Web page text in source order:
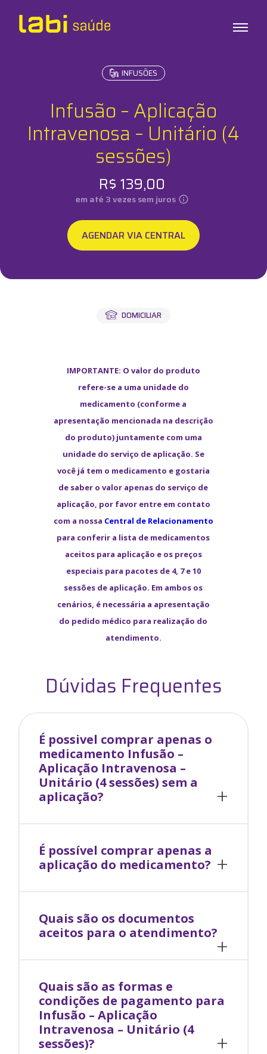
Infusões
Labi em Casa
Labi Empresas
Minha conta
Resultados
Cadastrar-se
INFUSÕES
Infusão – Aplicação
Intravenosa – Unitário (4
sessões)
R$ 139,00
em até 3vezes sem juros
AGENDAR VIA CENTRAL
DOMICILIAR
IMPORTANTE: O valor do produto
refere-se a uma unidade do
medicamento (conforme a
apresentação mencionada na descrição
do produto) juntamente com uma
unidade do serviço de aplicação. Se
você já tem o medicamento e gostaria
de saber o valor apenas do serviço de
aplicação, por favor entre em contato
com a nossa Central de Relacionamento
para conferir a lista de medicamentos
aceitos para aplicação e os preços
especiais para pacotes de 4, 7 e 10
sessões de aplicação. Em ambos os
cenários, é necessária a apresentação
do pedido médico para realização do
atendimento.
Dúvidas Frequentes
É possivel comprar apenas o
medicamento Infusão –
Aplicação Intravenosa –
Unitário (4 sessões) sem a
aplicação?
É possível comprar apenas a
aplicação do medicamento?
Quais são os documentos
aceitos para o atendimento?
Quais são as formas e
condições de pagamento para
Infusão – Aplicação
Intravenosa – Unitário (4
sessões)?